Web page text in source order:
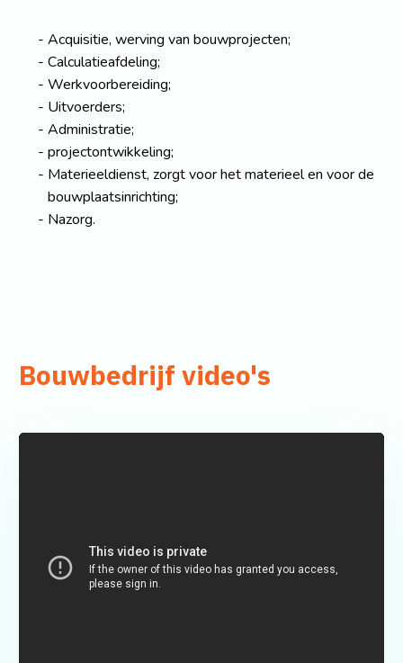
Acquisitie, werving van bouwprojecten;
Calculatieafdeling;
Werkvoorbereiding;
Uitvoerders;
Administratie;
projectontwikkeling;
Materieeldienst, zorgt voor het materieel en voor de
bouwplaatsinrichting;
Nazorg.
Bouwbedrijf video's